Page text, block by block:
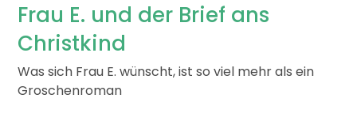
Frau E. und der Brief ans
Christkind
Was sich Frau E. wünscht, ist so viel mehr als ein
Groschenroman